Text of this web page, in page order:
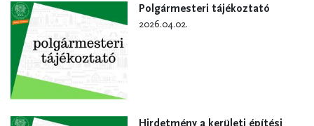
Polgármesteri tájékoztató
2026.04.02.
Hirdetmény a kerületi építési